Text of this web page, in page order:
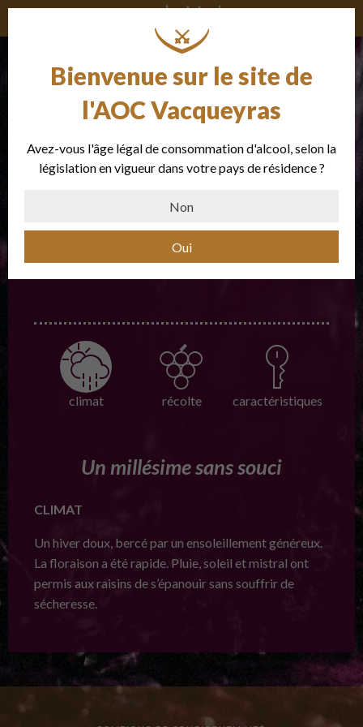
Les millésimes
1998
climat récolte caractéristiques
Un millésime sans souci
CLIMAT
Un hiver doux, bercé par un ensoleillement généreux.
La floraison a été rapide. Pluie, soleil et mistral ont
permis aux raisins de s’épanouir sans souffrir de
sécheresse.
Bienvenue sur le site de
l'AOC Vacqueyras
Avez-vous l'âge légal de consommation d'alcool, selon la
législation en vigueur dans votre pays de résidence ?
Non
Oui